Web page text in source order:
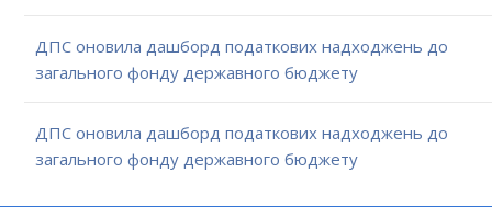
ДПС оновила дашборд податкових надходжень до
загального фонду державного бюджету
ДПС оновила дашборд податкових надходжень до
загального фонду державного бюджету